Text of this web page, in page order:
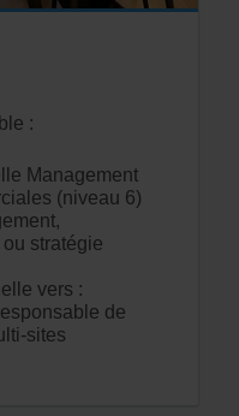
:
Management
(niveau 6)
stratégie
vers :
de
sites